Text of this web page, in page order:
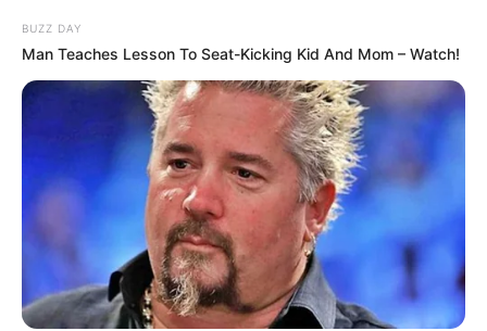
Alamat email Anda tidak akan dipublikasikan. Ruas yang wajib ditandai*
BUZZ DAY
Man Teaches Lesson To Seat-Kicking Kid And Mom – Watch!